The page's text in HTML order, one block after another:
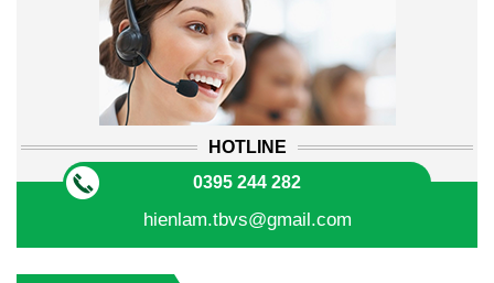
HOTLINE
0395 244 282
hienlam.tbvs@gmail.com